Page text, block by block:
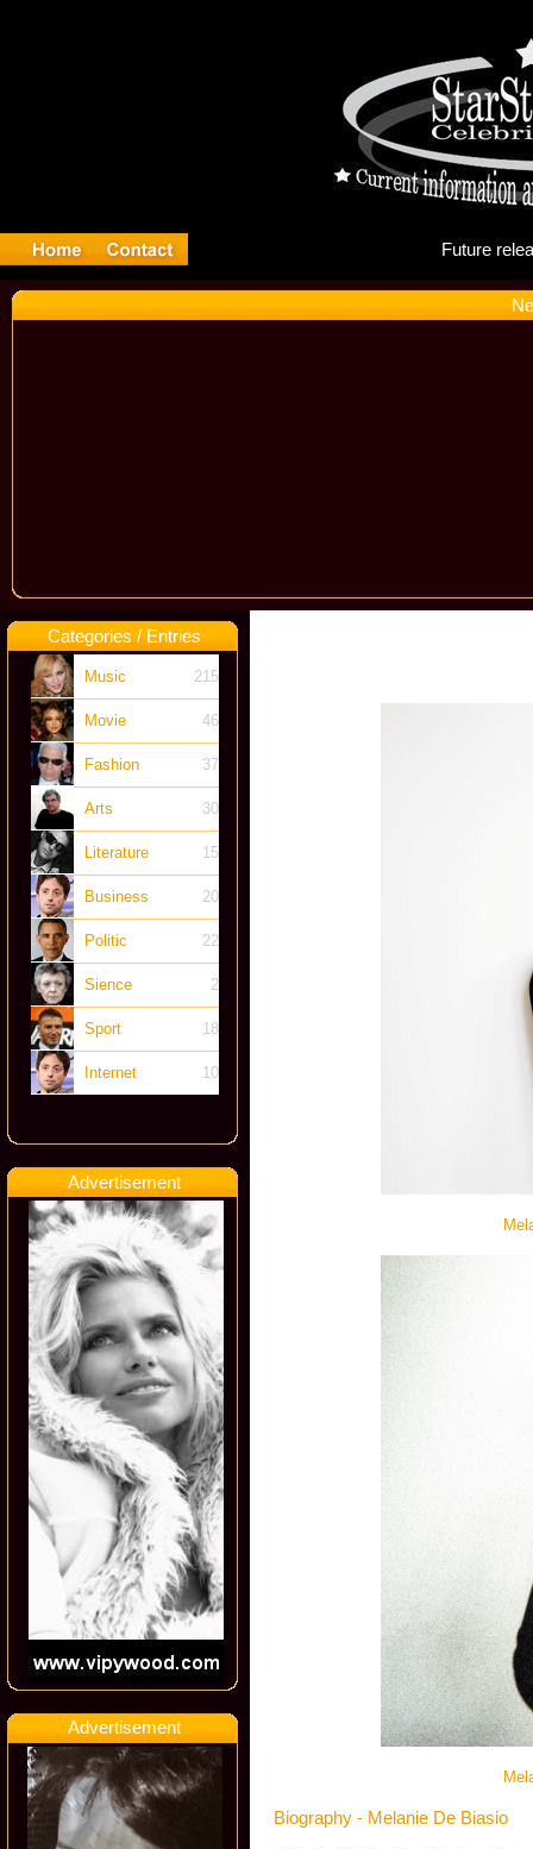
Categories / Entries
Music 215
Movie 46
Fashion 37
Arts 30
Literature 15
Business 20
Politic 22
Sience 2
Sport 18
Internet 10
Advertisement
Advertisement
Biography - Melanie De Biasio